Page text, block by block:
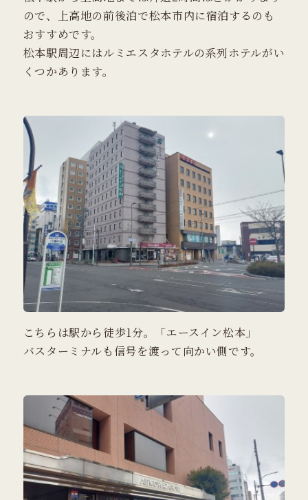
ので、上高地の前後泊で松本市内に宿泊するのも
おすすめです。
松本駅周辺にはルミエスタホテルの系列ホテルがい
くつかあります。
こちらは駅から徒歩1分。「エースイン松本」
バスターミナルも信号を渡って向かい側です。